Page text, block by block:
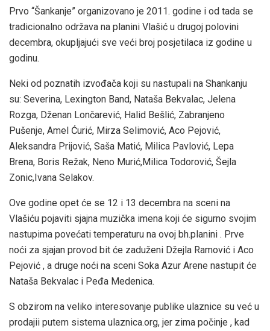
Prvo “Šankanje” organizovano je 2011. godine i od tada se
tradicionalno održava na planini Vlašić u drugoj polovini
decembra, okupljajući sve veći broj posjetilaca iz godine u
godinu.
Neki od poznatih izvođača koji su nastupali na Shankanju
su: Severina, Lexington Band, Nataša Bekvalac, Jelena
Rozga, Dženan Lončarević, Halid Bešlić, Zabranjeno
Pušenje, Amel Ćurić, Mirza Selimović, Aco Pejović,
Aleksandra Prijović, Saša Matić, Milica Pavlović, Lepa
Brena, Boris Režak, Neno Murić,Milica Todorović, Šejla
Zonic,Ivana Selakov.
Ove godine opet će se 12 i 13 decembra na sceni na
Vlašiću pojaviti sjajna muzička imena koji će sigurno svojim
nastupima povećati temperaturu na ovoj bh.planini . Prve
noći za sjajan provod bit će zaduženi Džejla Ramović i Aco
Pejović , a druge noći na sceni Soka Azur Arene nastupit će
Nataša Bekvalac i Peđa Medenica.
S obzirom na veliko interesovanje publike ulaznice su već u
prodajii putem sistema ulaznica.org, jer zima počinje , kad